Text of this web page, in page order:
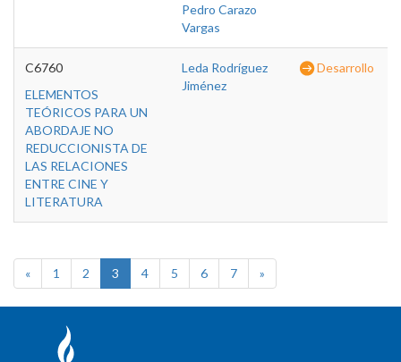
Pedro Carazo
Vargas
C6760
ELEMENTOS
TEÓRICOS PARA UN
ABORDAJE NO
REDUCCIONISTA DE
LAS RELACIONES
ENTRE CINE Y
LITERATURA
Leda Rodríguez
Jiménez
Desarrollo
« 1 2 3 4 5 6 7 »